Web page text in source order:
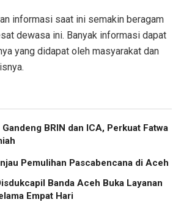
informasi saat ini semakin beragam
dewasa ini. Banyak informasi dapat
yang didapat oleh masyarakat dan
BRIN dan ICA, Perkuat Fatwa
Pemulihan Pascabencana di Aceh
Banda Aceh Buka Layanan
Empat Hari